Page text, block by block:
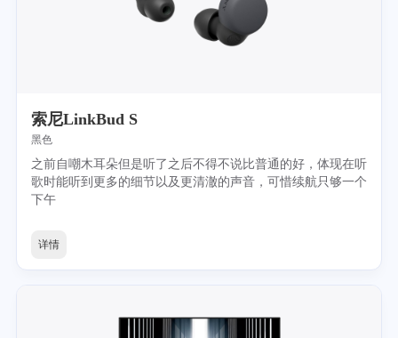
索尼LinkBud S
黑色
之前自嘲木耳朵但是听了之后不得不说比普通的好，体现在听
歌时能听到更多的细节以及更清澈的声音，可惜续航只够一个
下午
详情